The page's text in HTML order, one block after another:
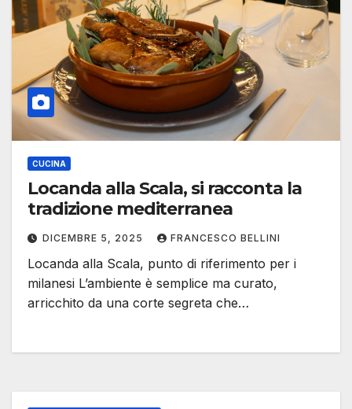
CUCINA
Locanda alla Scala, si racconta la
tradizione mediterranea
DICEMBRE 5, 2025 FRANCESCO BELLINI
Locanda alla Scala, punto di riferimento per i
milanesi L’ambiente è semplice ma curato,
arricchito da una corte segreta che…